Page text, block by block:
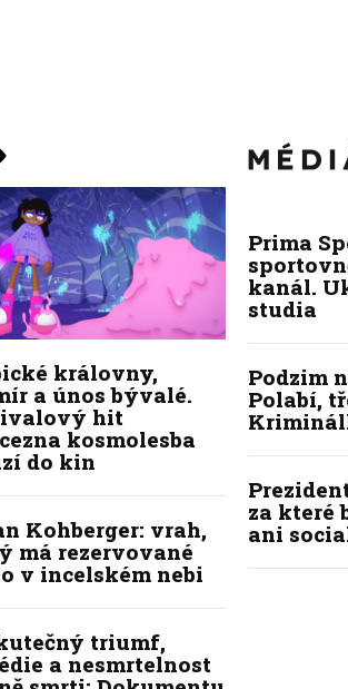
královny,
a únos bývalé.
hit
kosmolesba
do kin
Kohberger: vrah,
má rezervované
v incelském nebi
triumf,
a nesmrtelnost
Prima
kanál.
studia
Podzim
Polabí,
za které
ani